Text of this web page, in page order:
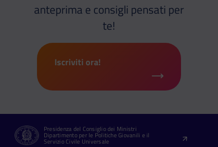
anteprima e consigli pensati per
te!
Iscriviti ora!
Presidenza del Consiglio dei Ministri
Dipartimento per le Politiche Giovanili e il
Servizio Civile Universale